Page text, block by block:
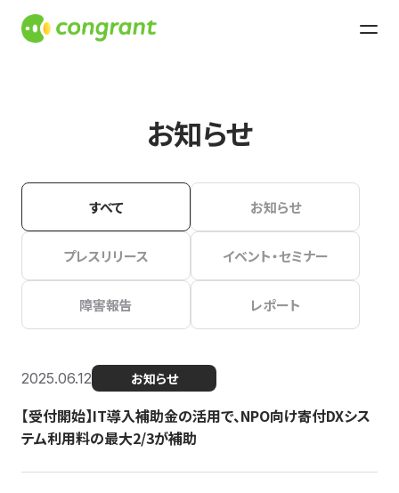
お知らせ
すべて お知らせ
プレスリリース イベント・セミナー
障害報告 レポート
2025.06.12 お知らせ
【受付開始】IT導入補助金の活用で、NPO向け寄付DXシス
テム利用料の最大2/3が補助